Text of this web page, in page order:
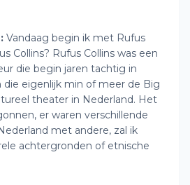
Vandaag begin ik met Rufus
Collins? Rufus Collins was een
die begin jaren tachtig in
die eigenlijk min of meer de Big
theater in Nederland. Het
er waren verschillende
met andere, zal ik
achtergronden of etnische